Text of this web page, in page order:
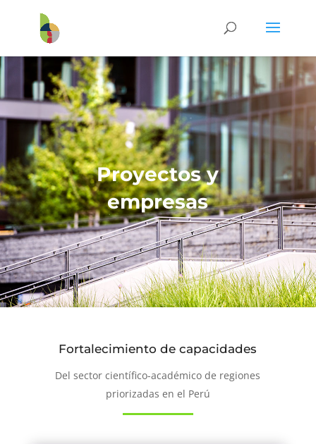
Proyectos y
empresas
Fortalecimiento de capacidades
Del sector científico-académico de regiones
priorizadas en el Perú